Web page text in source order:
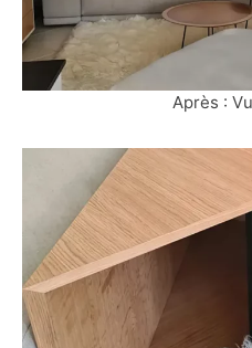
Après :